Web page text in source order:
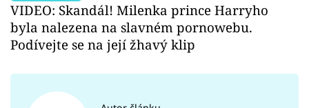
VIDEO: Skandál! Milenka prince Harryho
byla nalezena na slavném pornowebu.
Podívejte se na její žhavý klip